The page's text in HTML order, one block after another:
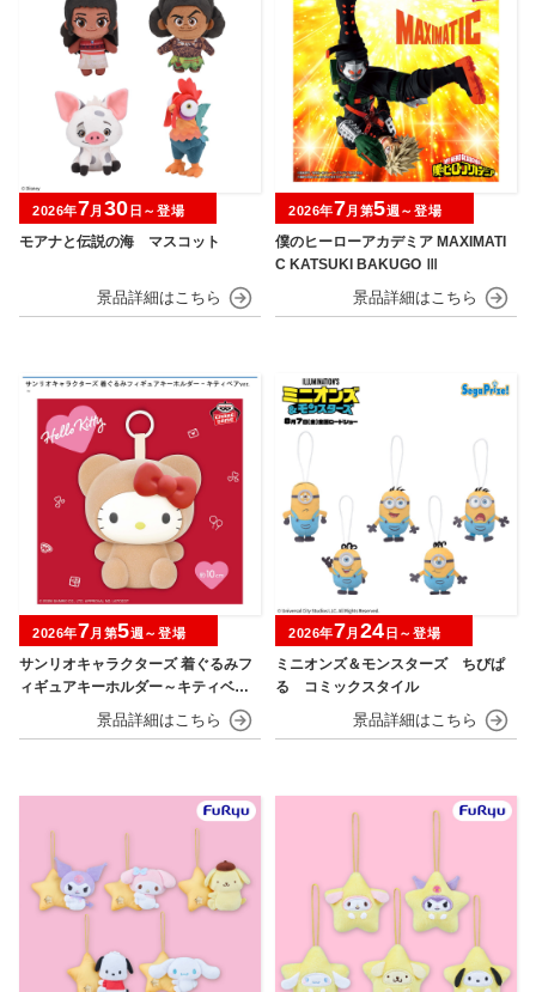
モアナと伝説の海 マスコット
2026年7月 30 日～登場
僕のヒーローアカデミア MAXIMATI
C KATSUKI BAKUGO Ⅲ
2026年7月第5週～登場
サンリオキャラクターズ 着ぐるみフ
ィギュアキーホルダー～キティベアv
2026年7月第5週～登場
ミニオンズ＆モンスターズ ちびぱ
る コミックスタイル
2026年7月 24 日～登場